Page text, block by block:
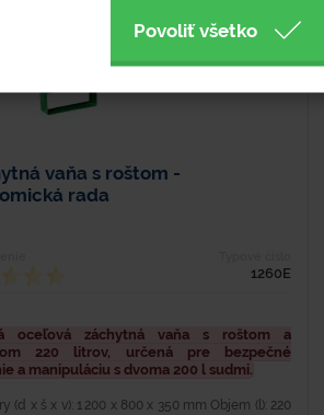
vaňa s roštom -
rada
1260E
oceľová záchytná vaňa s roštom a
220 litrov, určená pre bezpečné
a manipuláciu s dvoma 200 l sudmi.
(d x š x v): 1 200 x 800 x 350 mm Objem (l): 220
Povoliť všetko